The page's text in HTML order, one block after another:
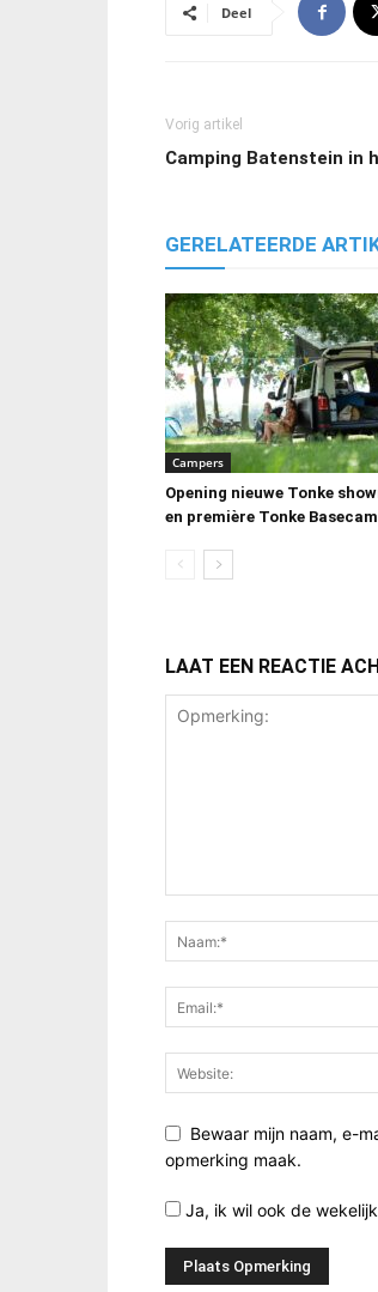
Deel
Vorig artikel
Camping Batenstein in
GERELATEERDE
Campers
Opening nieuwe Tonke
en première Tonke
LAAT EEN REACTIE
Bewaar mijn naam, e-
opmerking maak.
Ja, ik wil ook de